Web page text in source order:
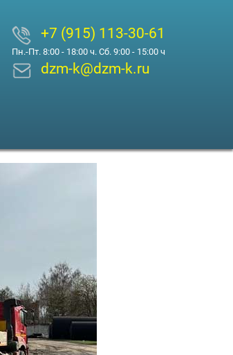
+7 (915) 113-30-61
Пн.-Пт. 8:00 - 18:00 ч. Сб. 9:00 - 15:00 ч
dzm-k@dzm-k.ru